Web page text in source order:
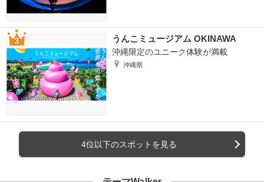
うんこミュージアム OKINAWA
沖縄限定のユニーク体験が満載
沖縄県
4位以下のスポットを見る